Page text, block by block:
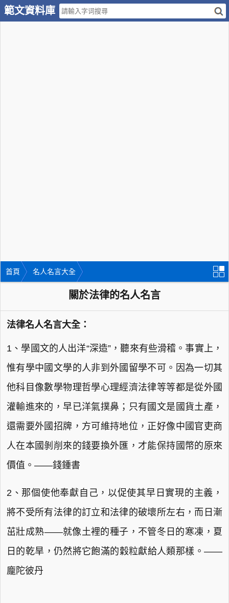
範文資料庫
首頁 名人名言大全
關於法律的名人名言
法律名人名言大全：
1、學國文的人出洋“深造”，聽來有些滑稽。事實上，
惟有學中國文學的人非到外國留學不可。因為一切其
他科目像數學物理哲學心理經濟法律等等都是從外國
灌輸進來的，早已洋氣撲鼻；只有國文是國貨土產，
還需要外國招牌，方可維持地位，正好像中國官吏商
人在本國剝削來的錢要換外匯，才能保持國幣的原來
價值。——錢鍾書
2、那個使他奉獻自己，以促使其早日實現的主義，
將不受所有法律的訂立和法律的破壞所左右，而日漸
茁壯成熟——就像土裡的種子，不管冬日的寒凍，夏
日的乾旱，仍然將它飽滿的穀粒獻給人類那樣。——
龐陀彼丹